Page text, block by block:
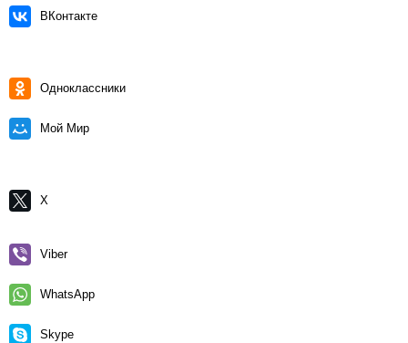
ВКонтакте
Одноклассники
Мой Мир
X
Viber
WhatsApp
Skype